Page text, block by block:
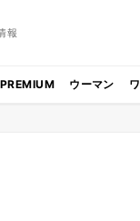
報
PREMIUM ウーマン